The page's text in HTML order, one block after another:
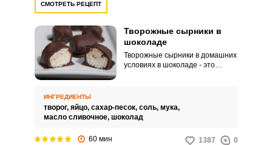
СМОТРЕТЬ РЕЦЕПТ
Творожные сырники в
шоколаде
Творожные сырники в домашних
условиях в шоколаде - это
сырники, покрытые слоем
шоколада. Такие творожные
сырники могут быть украшены
ИНГРЕДИЕНТЫ
творог, яйцо, сахар-песок, соль, мука,
масло сливочное, шоколад
60 мин 1387 0